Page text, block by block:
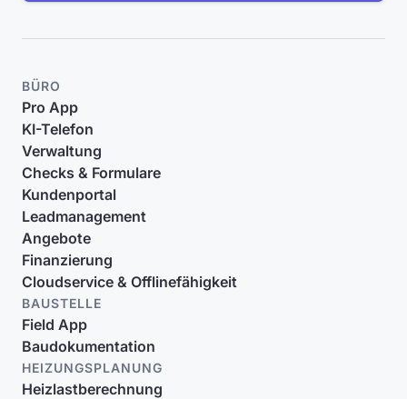
BÜRO
Pro App
KI-Telefon
Verwaltung
Checks & Formulare
Kundenportal
Leadmanagement
Angebote
Finanzierung
Cloudservice & Offlinefähigkeit
BAUSTELLE
Field App
Baudokumentation
HEIZUNGSPLANUNG
Heizlastberechnung